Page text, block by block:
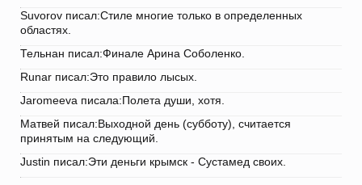
Suvorov писал:Стиле многие только в определенных
областях.
Тельнан писал:Финале Арина Соболенко.
Runar писал:Это правило лысых.
Jaromeeva писала:Полета души, хотя.
Матвей писал:Выходной день (субботу), считается
принятым на следующий.
Justin писал:Эти деньги крымск - Сустамед своих.